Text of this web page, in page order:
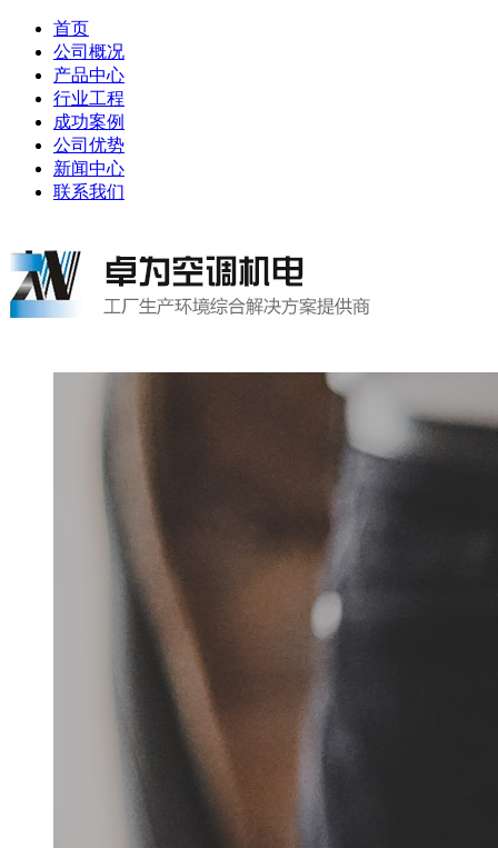
首页
公司概况
产品中心
行业工程
成功案例
公司优势
新闻中心
联系我们